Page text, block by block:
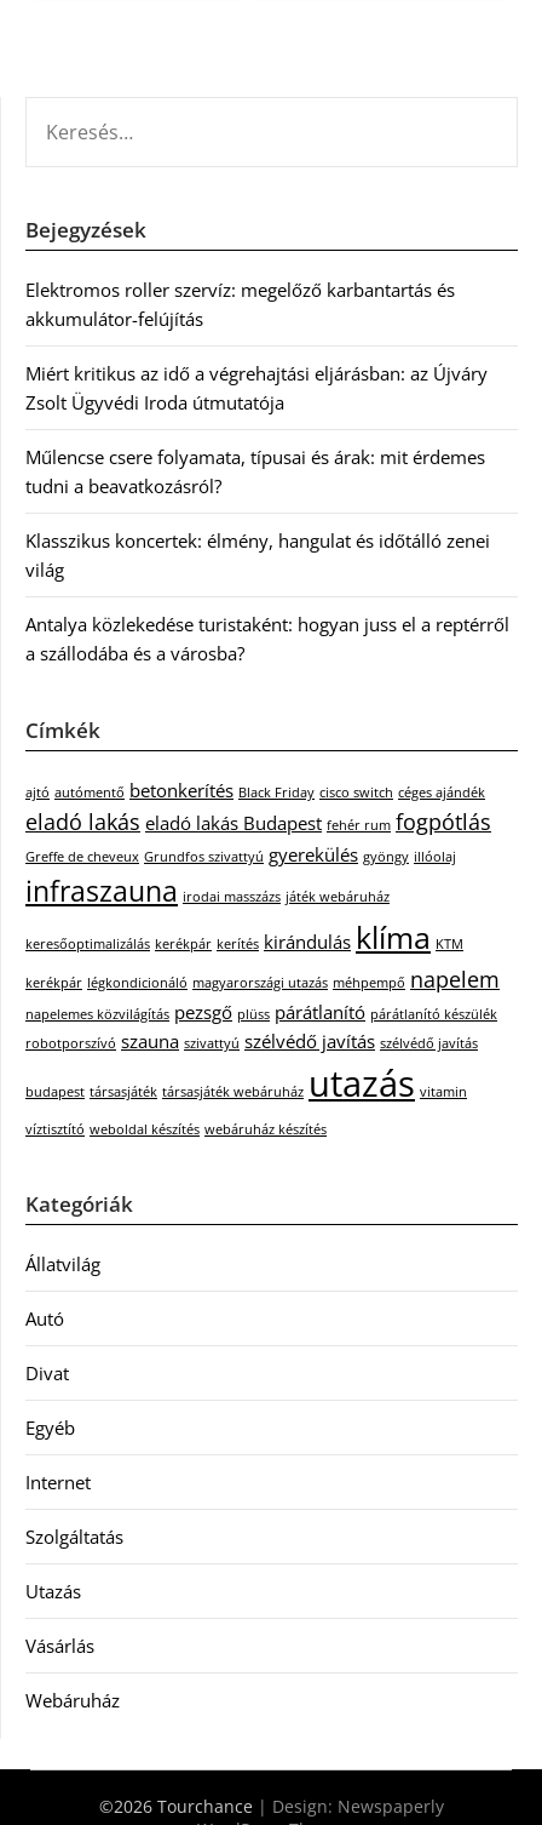
Bejegyzések
Elektromos roller szervíz: megelőző karbantartás és
akkumulátor-felújítás
Miért kritikus az idő a végrehajtási eljárásban: az Újváry
Zsolt Ügyvédi Iroda útmutatója
Műlencse csere folyamata, típusai és árak: mit érdemes
tudni a beavatkozásról?
Klasszikus koncertek: élmény, hangulat és időtálló zenei
világ
Antalya közlekedése turistaként: hogyan juss el a reptérről
a szállodába és a városba?
Címkék
ajtó autómentő betonkerítés Black Friday cisco switch céges ajándék
eladó lakás eladó lakás Budapest fehér rum fogpótlás
Greffe de cheveux Grundfos szivattyú gyerekülés gyöngy illóolaj
infraszauna irodai masszázs játék webáruház
keresőoptimalizálás kerékpár kerítés kirándulás klíma KTM
kerékpár légkondicionáló magyarországi utazás méhpempő napelem
napelemes közvilágítás pezsgő plüss párátlanító párátlanító készülék
robotporszívó szauna szivattyú szélvédő javítás szélvédő javítás
budapest társasjáték társasjáték webáruház utazás vitamin
víztisztító weboldal készítés webáruház készítés
Kategóriák
Állatvilág
Autó
Divat
Egyéb
Internet
Szolgáltatás
Utazás
Vásárlás
Webáruház
©2026 Tourchance | Design: Newspaperly